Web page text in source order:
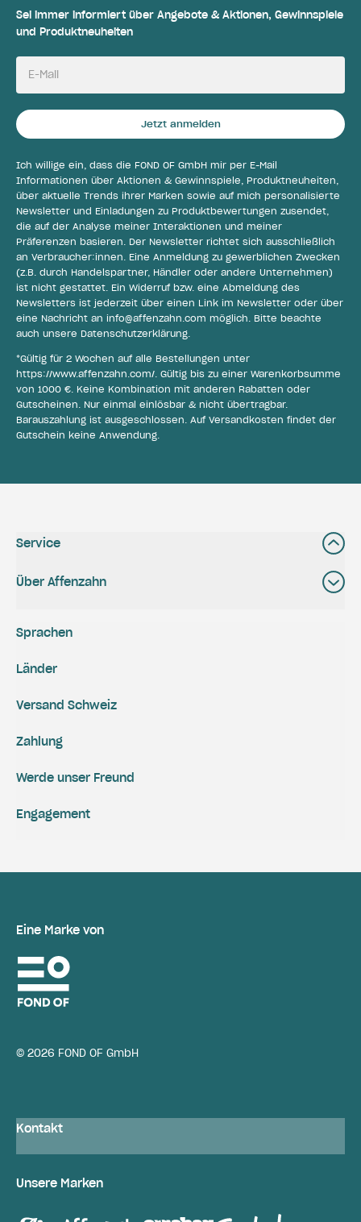
Sei immer informiert über Angebote & Aktionen, Gewinnspiele
und Produktneuheiten
E-Mail
Jetzt anmelden
Ich willige ein, dass die FOND OF GmbH mir per E-Mail
Informationen über Aktionen & Gewinnspiele, Produktneuheiten,
über aktuelle Trends ihrer Marken sowie auf mich personalisierte
Newsletter und Einladungen zu Produktbewertungen zusendet,
die auf der Analyse meiner Interaktionen und meiner
Präferenzen basieren. Der Newsletter richtet sich ausschließlich
an Verbraucher:innen. Eine Anmeldung zu gewerblichen Zwecken
(z.B. durch Handelspartner, Händler oder andere Unternehmen)
ist nicht gestattet. Ein Widerruf bzw. eine Abmeldung des
Newsletters ist jederzeit über einen Link im Newsletter oder über
eine Nachricht an info@affenzahn.com möglich. Bitte beachte
auch unsere Datenschutzerklärung.
*Gültig für 2 Wochen auf alle Bestellungen unter
https://www.affenzahn.com/. Gültig bis zu einer Warenkorbsumme
von 1000 €. Keine Kombination mit anderen Rabatten oder
Gutscheinen. Nur einmal einlösbar & nicht übertragbar.
Barauszahlung ist ausgeschlossen. Auf Versandkosten findet der
Gutschein keine Anwendung.
Service
Über Affenzahn
Versand Schweiz
Zahlung
Engagement
Werde unser Freund
Sprachen
Länder
Eine Marke von
© 2026 FOND OF GmbH
Kontakt
Unsere Marken